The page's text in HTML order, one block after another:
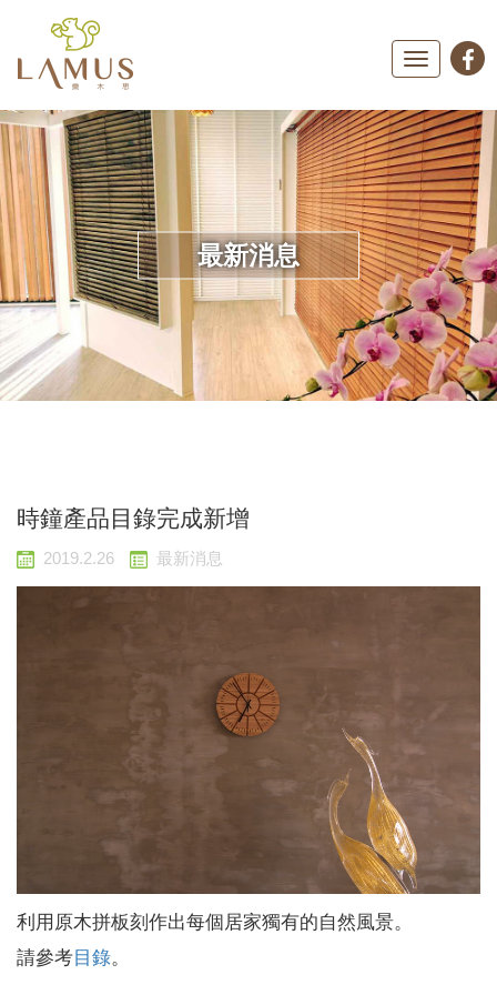
Toggle
navigation
最新消息
時鐘產品目錄完成新增
2019.2.26 最新消息
利用原木拼板刻作出每個居家獨有的自然風景。
請參考目錄。